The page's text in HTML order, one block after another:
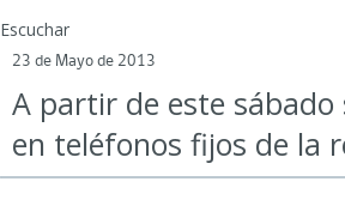
Escuchar
23 de Mayo de 2013
A partir de este
en teléfonos fijos de la